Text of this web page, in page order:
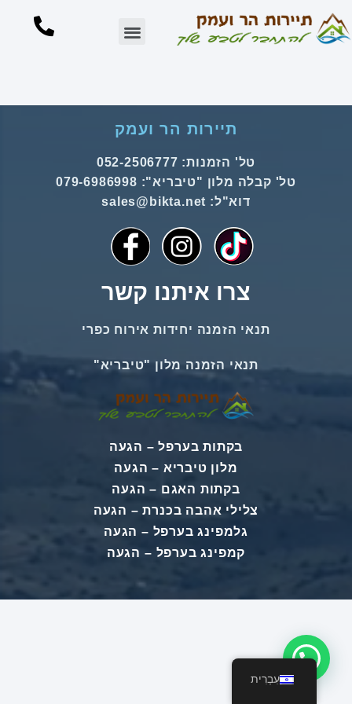
תיירות הר ועמק
טל' הזמנות: 052-2506777
טל' קבלה מלון "טיבריא": 079-6986998
דוא"ל: sales@bikta.net
צרו איתנו קשר
תנאי הזמנה יחידות אירוח כפרי
תנאי הזמנה מלון "טיבריא"
בקתות בערפל– הגעה
מלון טיבריא – הגעה
בקתות האגם – הגעה
צלילי אהבה בכנרת– הגעה
גלמפינג בערפל – הגעה
קמפינג בערפל – הגעה
עִבְרִית